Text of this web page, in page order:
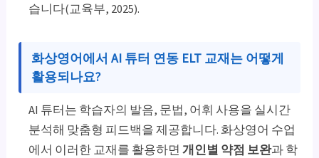
습니다(교육부, 2025).
화상영어에서 AI 튜터 연동 ELT 교재는 어떻게
활용되나요?
AI 튜터는 학습자의 발음, 문법, 어휘 사용을 실시간
분석해 맞춤형 피드백을 제공합니다. 화상영어 수업
에서 이러한 교재를 활용하면개인별 약점 보완과 학